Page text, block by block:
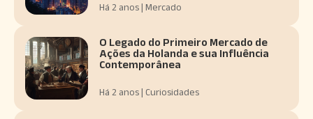
Há 2 anos | Mercado
O Legado do Primeiro Mercado de
Ações da Holanda e sua Influência
Contemporânea
Há 2 anos | Curiosidades